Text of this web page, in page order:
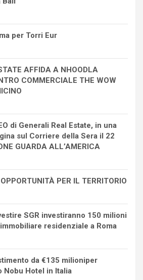
per Torri Eur
AFFIDA A NHOODLA
COMMERCIALE THE WOW
di Generali Real Estate, in una
sul Corriere della Sera il 22
GUARDA ALL’AMERICA
PER IL TERRITORIO
SGR investiranno 150 milioni
residenziale a Roma
da €135 milioniper
Nobu Hotel in Italia